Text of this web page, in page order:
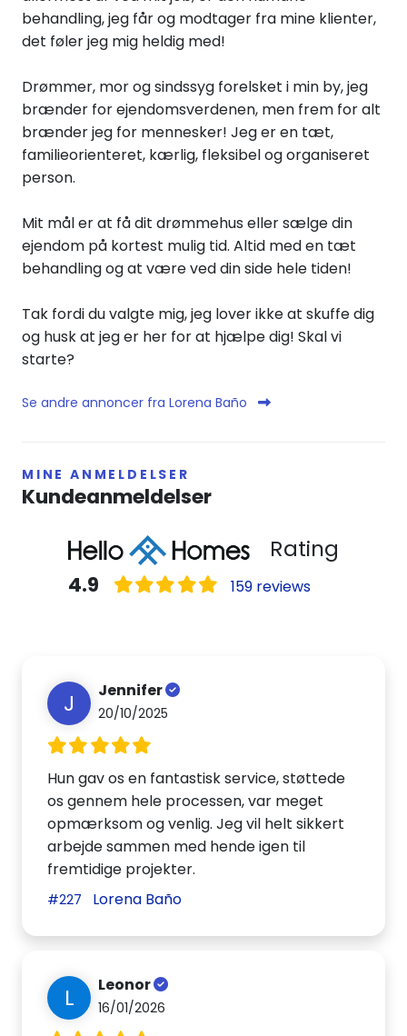
behandling, jeg får og modtager fra mine klienter,
det føler jeg mig heldig med!
Drømmer, mor og sindssyg forelsket i min by, jeg
brænder for ejendomsverdenen, men frem for alt
brænder jeg for mennesker! Jeg er en tæt,
familieorienteret, kærlig, fleksibel og organiseret
person.
Mit mål er at få dit drømmehus eller sælge din
ejendom på kortest mulig tid. Altid med en tæt
behandling og at være ved din side hele tiden!
Tak fordi du valgte mig, jeg lover ikke at skuffe dig
og husk at jeg er her for at hjælpe dig! Skal vi
starte?
Se andre annoncer fra Lorena Baño
MINE ANMELDELSER
Kundeanmeldelser
Rating
4.9 159 reviews
J Jennifer
20/10/2025
Hun gav os en fantastisk service, støttede
os gennem hele processen, var meget
opmærksom og venlig. Jeg vil helt sikkert
arbejde sammen med hende igen til
fremtidige projekter.
#227 Lorena Baño
L Leonor
16/01/2026